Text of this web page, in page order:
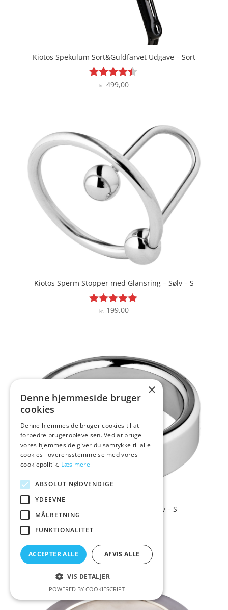
Kiotos Spekulum Sort&Guldfarvet Udgave – Sort
Vurderet
kr.499,00
Kiotos Sperm Stopper med Glansring – Sølv – S
Vurderet
kr.199,00
Malesation Metal Penisring – Sølv – S
4.3
ud af 5
×
Denne hjemmeside bruger
cookies
Denne hjemmeside bruger cookies til at
forbedre brugeroplevelsen. Ved at bruge
vores hjemmeside giver du samtykke til alle
cookies i overensstemmelse med vores
cookiepolitik. Læs mere
ABSOLUT NØDVENDIGE
YDEEVNE
MÅLRETNING
FUNKTIONALITET
ACCEPTER ALLE AFVIS ALLE
VIS DETALJER
POWERED BY COOKIESCRIPT